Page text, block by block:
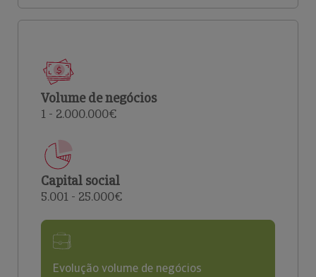
Volume de negócios
1 - 2.000.000€
Capital social
5.001 - 25.000€
Evolução volume de negócios